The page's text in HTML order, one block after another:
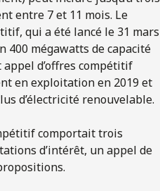
entre 7 et 11 mois. Le
qui a été lancé le 31 mars
400 mégawatts de capacité
appel d’offres compétitif
en exploitation en 2019 et
d’électricité renouvelable.
comportait trois
d’intérêt, un appel de